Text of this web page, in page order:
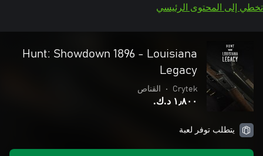
تخطي إلى المحتوى الرئيسي
Hunt: Showdown 1896 - Louisiana
Legacy
Crytek
• القناص
١٫٨٠٠ د.ك.‏
يتطلب توفر لعبة